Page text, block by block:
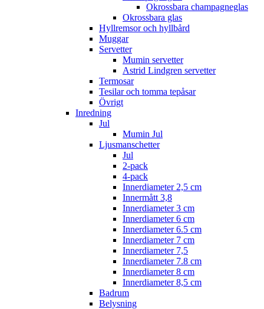
Okrossbara champagneglas
Okrossbara glas
Hyllremsor och hyllbård
Muggar
Servetter
Mumin servetter
Astrid Lindgren servetter
Termosar
Tesilar och tomma tepåsar
Övrigt
Inredning
Jul
Mumin Jul
Ljusmanschetter
Jul
2-pack
4-pack
Innerdiameter 2,5 cm
Innermått 3,8
Innerdiameter 3 cm
Innerdiameter 6 cm
Innerdiameter 6.5 cm
Innerdiameter 7 cm
Innerdiameter 7,5
Innerdiameter 7.8 cm
Innerdiameter 8 cm
Innerdiameter 8,5 cm
Badrum
Belysning